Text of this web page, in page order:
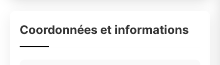
Coordonnées et informations